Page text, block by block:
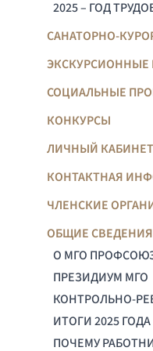
2025 – ГОД
САНАТОРНО-
ЭКСКУРСИОННЫЕ
СОЦИАЛЬНЫЕ
КОНКУРСЫ
ЛИЧНЫЙ КАБИНЕТ
КОНТАКТНАЯ
ЧЛЕНСКИЕ
ОБЩИЕ СВЕДЕНИЯ
О МГО
ПРЕЗИДИУМ МГО
КОНТРОЛЬНО-
ИТОГИ 2025 ГОДА
ПОЧЕМУ